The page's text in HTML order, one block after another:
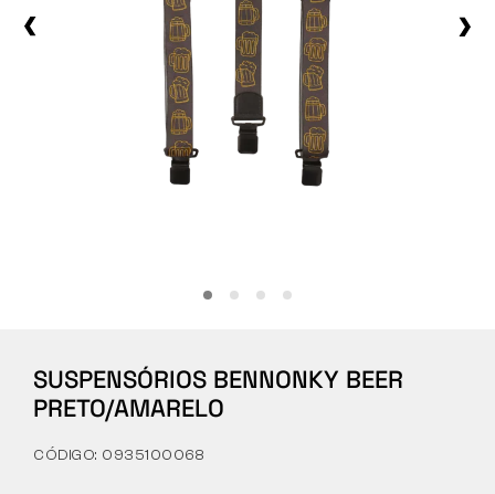
Calçado casual
SOBRE NÓS
ARTIGOS
SUSPENSÓRIOS BENNONKY BEER
PRETO/AMARELO
CÓDIGO: 0935100068